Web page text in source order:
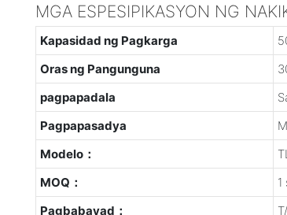
MGA ESPESIPIKASYON NG
Kapasidad ng Pagkarga
Oras ng Pangunguna
pagpapadala
Pagpapasadya
Modelo：
MOQ：
1
Pagbabayad：